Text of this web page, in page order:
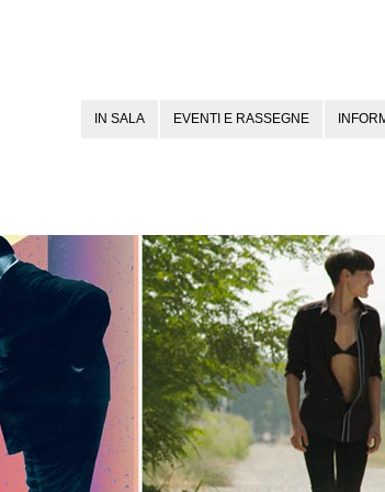
IN SALA EVENTI E RASSEGNE